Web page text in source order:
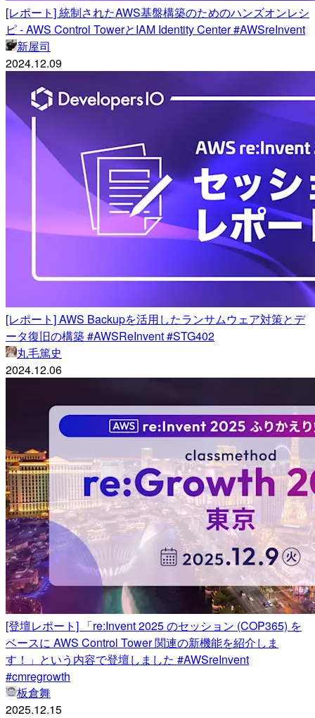
[レポート] 統制されたAWS基盤構築のためのハンズオンレシ
ピ - AWS Control TowerとIAM Identity Center #AWSreInvent
新屋司
2024.12.09
[レポート] AWS Backupを活用したランサムウェア対策とデ
ータ復旧の構築 #AWSReInvent #STG402
丸毛篤史
2024.12.06
[登壇レポート] 「re:Invent 2025 のセッション (COP365) を
ベースに AWS Control Tower 関連の新機能を紹介しま
す！」という内容で登壇しました #AWSreInvent
#cmregrowth
板倉舞
2025.12.15